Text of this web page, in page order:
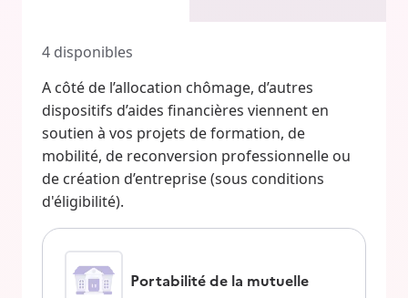
4 disponibles
A côté de l’allocation chômage, d’autres
dispositifs d’aides financières viennent en
soutien à vos projets de formation, de
mobilité, de reconversion professionnelle ou
de création d’entreprise (sous conditions
d'éligibilité).
Portabilité de la mutuelle